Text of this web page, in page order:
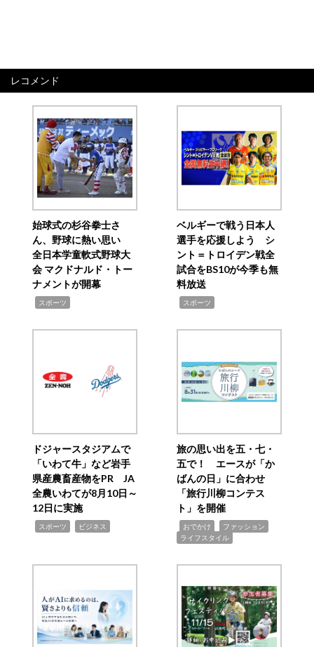
レコメンド
始球式の杉谷拳士さ
ん、野球に熱い思い
全日本学童軟式野球大
会 マクドナルド・トー
ナメントが開幕
スポーツ
ベルギーで戦う日本人
選手を応援しよう シ
ント＝トロイデン戦全
試合をBS10が今季も無
料放送
スポーツ
ドジャースタジアムで
「いわて牛」など岩手
県産農畜産物をPR JA
全農いわてが8月10日～
12日に実施
スポーツ ビジネス
旅の思い出を五・七・
五で！ エースが「か
ばんの日」に合わせ
「旅行川柳コンテス
ト」を開催
おでかけ ファッション
ライフスタイル